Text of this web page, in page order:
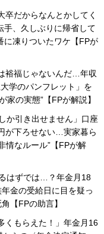
卒だからなんとかしてく
、久しぶりに帰省して
に凍りついたワケ【FPが
裕福じゃないんだ…年収
学のパンフレット」を
家の実態”【FPが解説】
か引き出せません」口座
が下ろせない…実家暮ら
情なルール”【FPが解
はずでは…？年金月18
金の受給日に目を疑っ
【FPの助言】
くもらえた！」年金月16